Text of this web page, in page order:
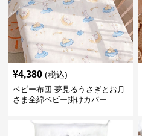
¥4,380 (税込)
ベビー布団 夢見るうさぎとお月
さま全綿ベビー掛けカバー